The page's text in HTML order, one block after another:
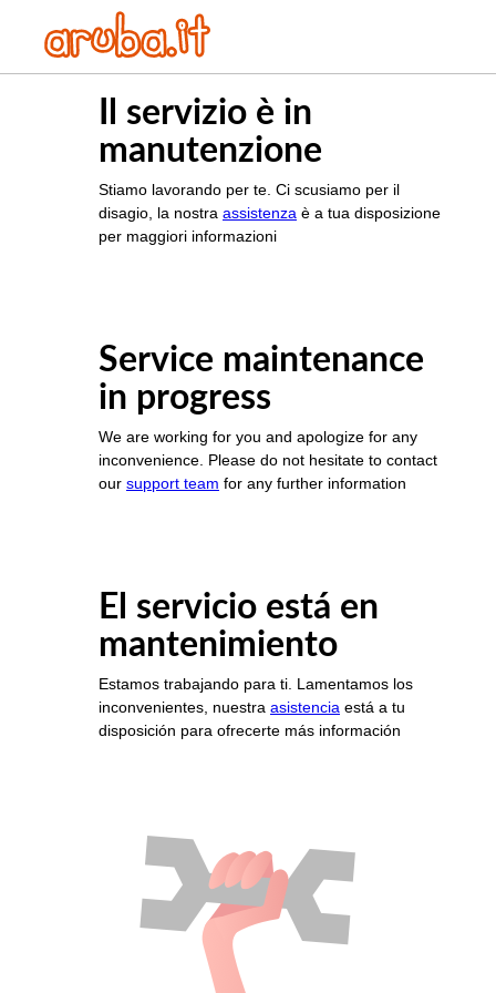
Il servizio è in
manutenzione
Stiamo lavorando per te. Ci scusiamo per il
disagio, la nostra assistenza è a tua disposizione
per maggiori informazioni
Service maintenance
in progress
We are working for you and apologize for any
inconvenience. Please do not hesitate to contact
our support team for any further information
El servicio está en
mantenimiento
Estamos trabajando para ti. Lamentamos los
inconvenientes, nuestra asistencia está a tu
disposición para ofrecerte más información